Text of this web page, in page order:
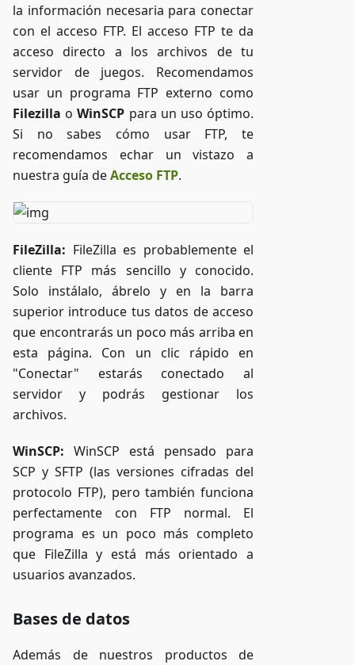
la información necesaria para conectar
con el acceso FTP. El acceso FTP te da
acceso directo a los archivos de tu
servidor de juegos. Recomendamos
usar un programa FTP externo como
Filezilla oWinSCP para un uso óptimo.
Si no sabes cómo usar FTP, te
recomendamos echar un vistazo a
nuestra guía deAcceso FTP.
FileZilla: FileZilla es probablemente el
cliente FTP más sencillo y conocido.
Solo instálalo, ábrelo y en la barra
superior introduce tus datos de acceso
que encontrarás un poco más arriba en
esta página. Con un clic rápido en
"Conectar" estarás conectado al
servidor y podrás gestionar los
archivos.
WinSCP: WinSCP está pensado para
SCP y SFTP (las versiones cifradas del
protocolo FTP), pero también funciona
perfectamente con FTP normal. El
programa es un poco más completo
que FileZilla y está más orientado a
usuarios avanzados.
Bases de datos
Además de nuestros productos de